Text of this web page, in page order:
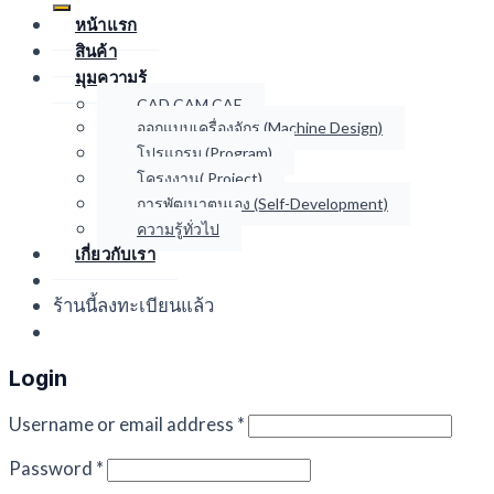
หน้าแรก
สินค้า
มุมความรู้
CAD CAM CAE
ออกแบบเครื่องจักร (Machine Design)
โปรแกรม (Program)
โครงงาน( Project)
การพัฒนาตนเอง (Self-Development)
ความรู้ทั่วไป
เกี่ยวกับเรา
ร้านนี้ลงทะเบียนแล้ว
Login
Username or email address *
Password *